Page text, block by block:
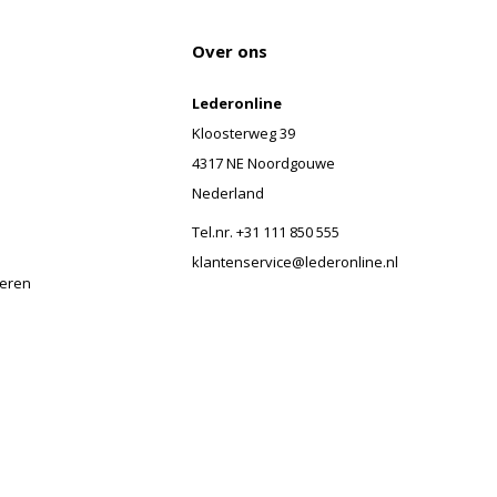
Over ons
Lederonline
Kloosterweg 39
4317 NE Noordgouwe
Nederland
Tel.nr. +31 111 850 555
klantenservice@lederonline.nl